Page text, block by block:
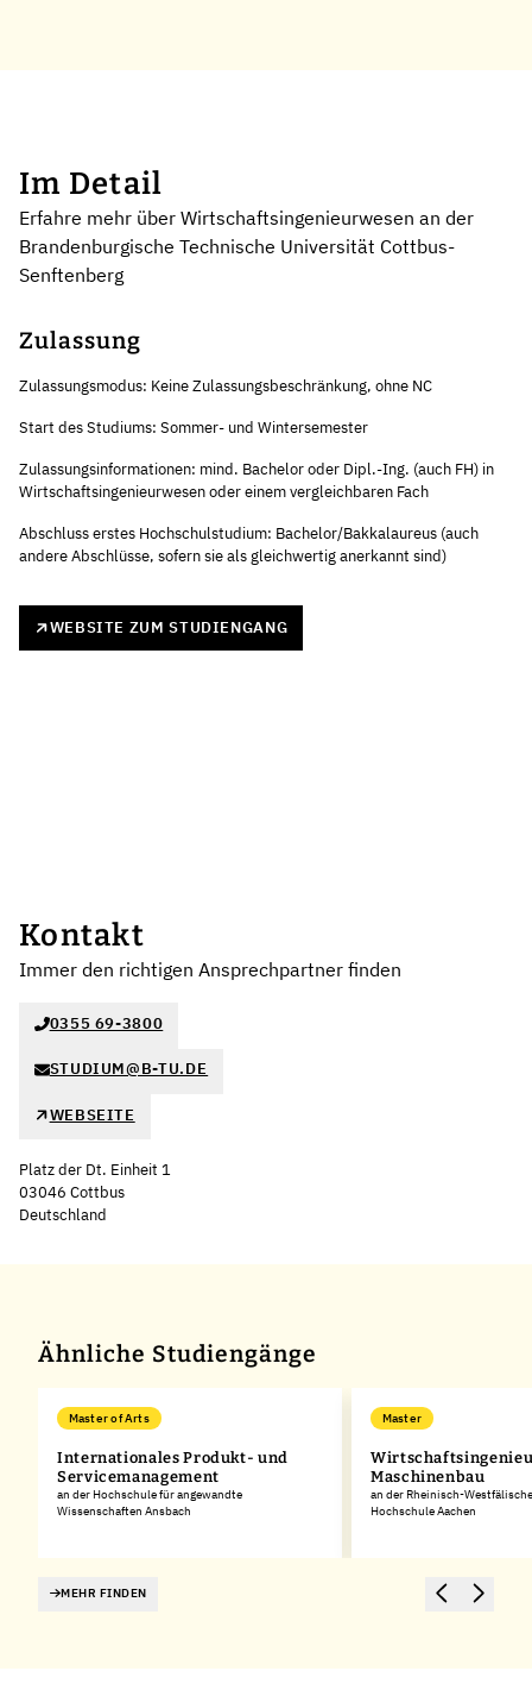
Im Detail
Erfahre mehr über Wirtschaftsingenieurwesen an der
Brandenburgische Technische Universität Cottbus-
Senftenberg
Zulassung
Zulassungsmodus: Keine Zulassungsbeschränkung, ohne NC
Start des Studiums: Sommer- und Wintersemester
Zulassungsinformationen: mind. Bachelor oder Dipl.-Ing. (auch FH) in
Wirtschaftsingenieurwesen oder einem vergleichbaren Fach
Abschluss erstes Hochschulstudium: Bachelor/Bakkalaureus (auch
andere Abschlüsse, sofern sie als gleichwertig anerkannt sind)
WEBSITE ZUM STUDIENGANG
Kontakt
Immer den richtigen Ansprechpartner finden
0355 69-3800
STUDIUM@B-TU.DE
WEBSEITE
Platz der Dt. Einheit 1
03046 Cottbus
Deutschland
Ähnliche Studiengänge
Master of Arts
Internationales Produkt- und
Servicemanagement
an der Hochschule für angewandte
Wissenschaften Ansbach
Master
Maschinenbau
an der Rheinisch-
Hochschule Aachen
MEHR FINDEN